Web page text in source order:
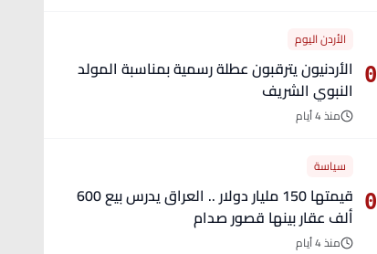
الأردن اليوم
الأردنيون يترقبون عطلة رسمية بمناسبة المولد
النبوي الشريف
منذ 4 أيام
سياسة
قيمتها 150 مليار دولار .. العراق يدرس بيع 600
ألف عقار بينها قصور صدام
منذ 4 أيام